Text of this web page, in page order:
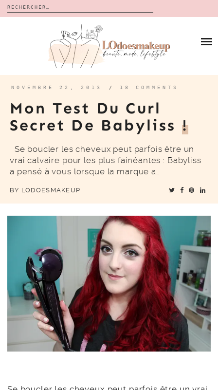
Rechercher :
CALENDRIERS DE L’AVENT
BON PLAN
À PROPOS
CONTACT
NOVEMBRE 22, 2013 / 18 COMMENTS
Mon Test Du Curl
Secret De Babyliss !
Se boucler les cheveux peut parfois être un
vrai calvaire pour les plus fainéantes : Babyliss
a pensé à vous lorsque la marque a…
BY LODOESMAKEUP